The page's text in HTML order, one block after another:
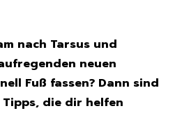
nach Tarsus und
neuen
Fuß fassen? Dann sind
die dir helfen